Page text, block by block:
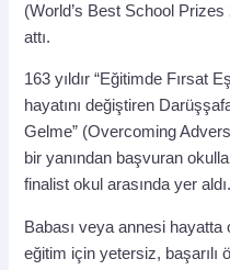
(World’s Best School
attı.
163 yıldır “Eğitimde Fırsat
hayatını değiştiren
Gelme” (Overcoming
bir yanından başvuran
finalist okul arasında yer aldı.
Babası veya annesi
eğitim için yetersiz, başarılı